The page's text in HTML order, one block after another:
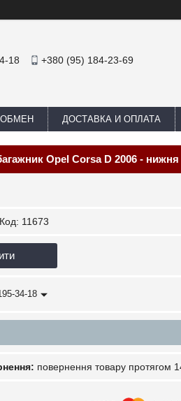
18 +380 (95) 184-23-69
ДОСТАВКА И ОПЛАТА
Opel Corsa D 2006 -
Код: 11673
34-18
повернення товару протягом